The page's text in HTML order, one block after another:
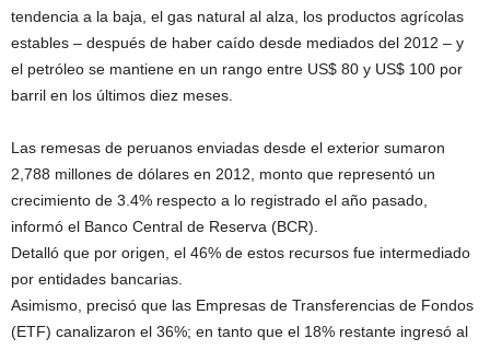
tendencia a la baja, el gas natural al alza, los productos agrícolas
estables – después de haber caído desde mediados del 2012 – y
el petróleo se mantiene en un rango entre US$ 80 y US$ 100 por
barril en los últimos diez meses.
Las remesas de peruanos enviadas desde el exterior sumaron
2,788 millones de dólares en 2012, monto que representó un
crecimiento de 3.4% respecto a lo registrado el año pasado,
informó el Banco Central de Reserva (BCR).
Detalló que por origen, el 46% de estos recursos fue intermediado
por entidades bancarias.
Asimismo, precisó que las Empresas de Transferencias de Fondos
(ETF) canalizaron el 36%; en tanto que el 18% restante ingresó al